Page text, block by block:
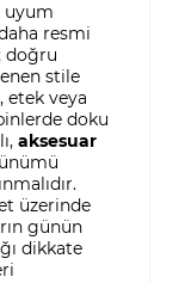
uyum
resmi
doğru
stile
etek veya
doku
aksesuar
üzerinde
günün
dikkate